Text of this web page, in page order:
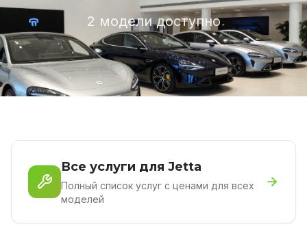
2 модели доступно
Все услуги для Jetta
Полный список услуг с ценами для всех
моделей